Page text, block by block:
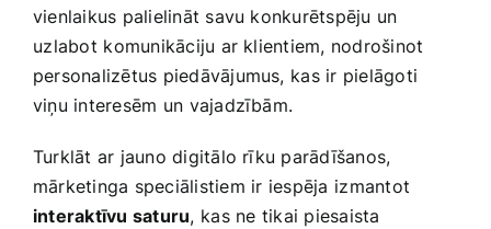
vienlaikus palielināt savu konkurētspēju un
⁤uzlabot⁢ komunikāciju​ ar klientiem, nodrošinot
personalizētus piedāvājumus,⁣ kas ir‍ pielāgoti
viņu interesēm⁣ un vajadzībām.
Turklāt ar jauno digitālo rīku‍ parādīšanos,‌
mārketinga speciālistiem ⁣ir iespēja⁤ izmantot
interaktīvu saturu,⁤ kas ne⁣ tikai piesaista